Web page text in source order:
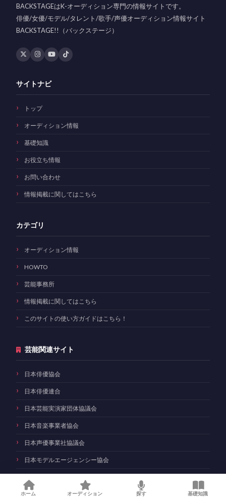
BACKSTAGEはK-オーディション専門の情報サイトです。
俳優/女優/モデル/タレント/歌手/声優オーディション情報サイト
BACKSTAGE!!（バックステージ）
サイトナビ
トップ
オーディション情報
基礎知識
お役立ち情報
お問い合わせ
情報掲載に関してはこちら
カテゴリ
オーディション情報
HOWTO
芸能事務所
情報掲載に関してはこちら
このサイトの使い方ガイドはこちら！
芸能関連サイト
日本俳優協会
日本俳優連合
日本芸能実演家団体協議会
日本音楽事業者協会
日本声優事業社協議会
日本モデルエージェンシー協会
芸能人の権利を守る 日本エンターテイナーライツ協会
日本映画監督協会
ホーム オーディション 探す 基礎知識